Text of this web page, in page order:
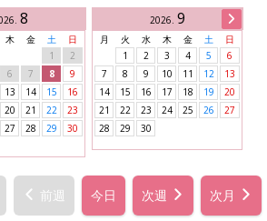
. 8
木 金 土
日
1
2
6 7 8
9
13 14 15
16
20 21 22
23
27 28 29
30
2026.9
月 火 水 木 金 土
日
1
2 3 4 5
6
7
8 9 10 11 12
13
14
15 16 17 18 19
20
21
22 23 24 25 26
27
28
29 30
前週 今日 次週 次月